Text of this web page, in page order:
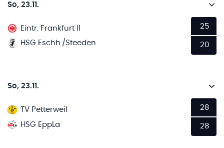
So, 23.11.
Eintr. Frankfurt II
HSG Eschh./Steeden
25
20
So, 23.11.
TV Petterweil
HSG EppLa
28
28